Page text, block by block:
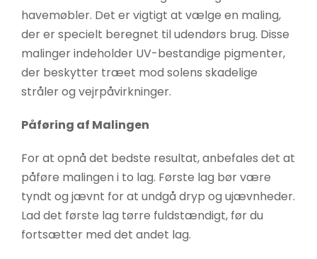
havemøbler. Det er vigtigt at vælge en maling,
der er specielt beregnet til udendørs brug. Disse
malinger indeholder UV-bestandige pigmenter,
der beskytter træet mod solens skadelige
stråler og vejrpåvirkninger.
Påføring af Malingen
For at opnå det bedste resultat, anbefales det at
påføre malingen i to lag. Første lag bør være
tyndt og jævnt for at undgå dryp og ujævnheder.
Lad det første lag tørre fuldstændigt, før du
fortsætter med det andet lag.